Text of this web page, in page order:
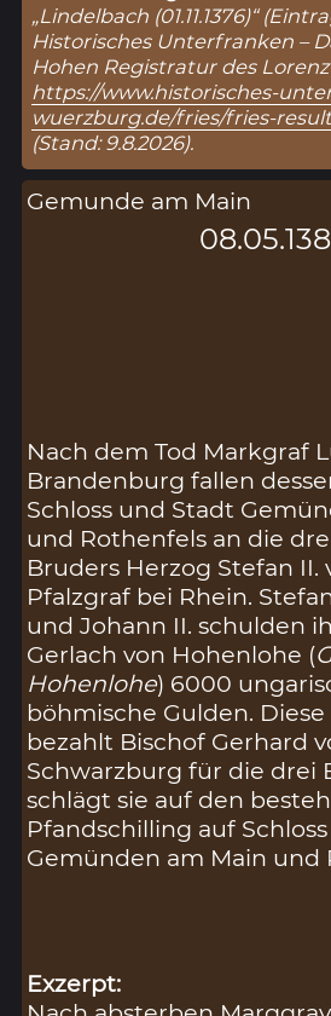
„Lindelbach (01.11.1376)“
Historisches Unterfranken –
Hohen Registratur des Lorenz
https://www.historisches-
wuerzburg.de/fries/fries-
(Stand: 9.8.2026).
Gemunde am Main
Nach dem Tod Markgraf
Brandenburg fallen
Schloss und Stadt
und Rothenfels an die
Bruders Herzog Stefan II.
Pfalzgraf bei Rhein.
und Johann II. schulden
Gerlach von Hohenlohe (
Hohenlohe) 6000
böhmische Gulden.
bezahlt Bischof Gerhard
Schwarzburg für die drei
schlägt sie auf den
Pfandschilling auf
Gemünden am Main und
Exzerpt: